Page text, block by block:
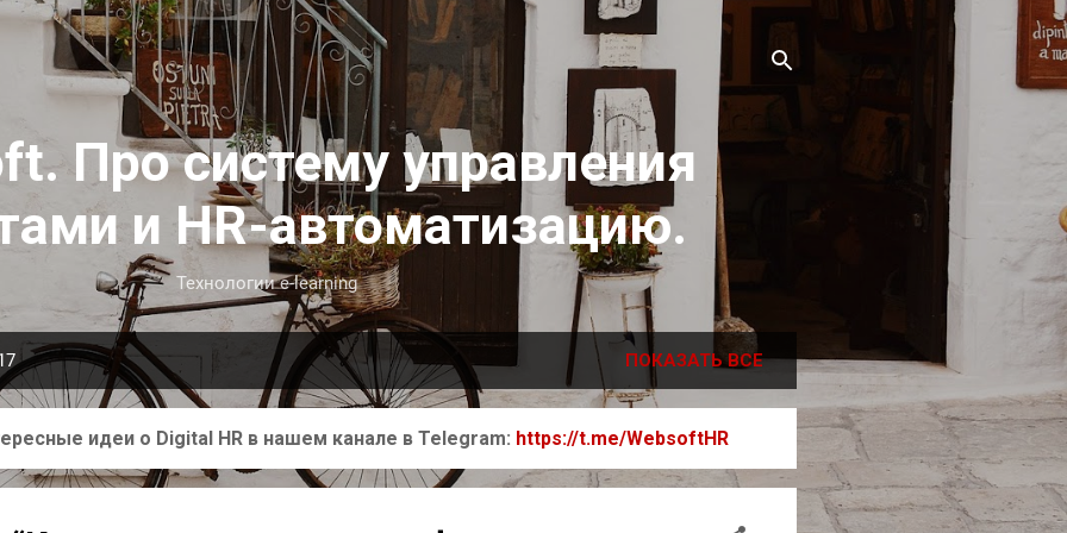
К основному контенту
Про систему управления
и HR-автоматизацию.
Технологии e-learning
ПОКАЗАТЬ ВСЕ
идеи о Digital HR в нашем канале в Telegram: https://t.me/WebsoftHR